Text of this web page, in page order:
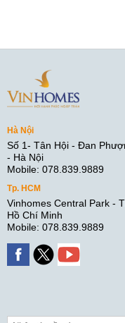
Hà Nội
Số 1- Tân Hội - Đan
- Hà Nội
Mobile: 078.839.9889
Tp. HCM
Vinhomes Central Park -
Hồ Chí Minh
Mobile: 078.839.9889